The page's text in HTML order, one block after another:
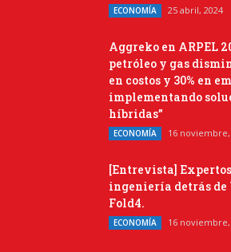
ECONOMÍA 25 abril, 2024
Aggreko en ARPEL
petróleo y gas
en costos y 30% en
implementando
híbridas”
ECONOMÍA 16 noviembre,
[Entrevista]
ingeniería detrás de
Fold4.
ECONOMÍA 16 noviembre,